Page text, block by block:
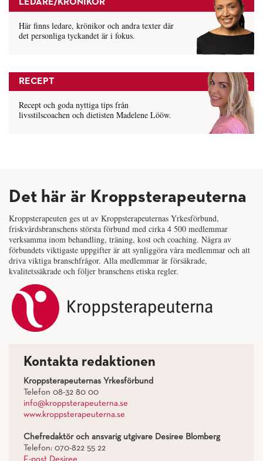
LEDARE/KRÖNIKOR
Här finns ledare, krönikor och andra texter där
det personliga tyckandet är i fokus.
RECEPT
Recept och goda nyttiga tips från
livsstilscoachen och dietisten Madelene Lööw.
Det här är Kroppsterapeuterna
Kroppsterapeuten ges ut av Kroppsterapeuternas Yrkesförbund,
friskvårdsbranschens största förbund med cirka 4 500 medlemmar
verksamma inom behandling, träning, kost och coaching. Några av
förbundets viktigaste uppgifter är att synliggöra våra medlemmar och att
driva viktiga branschfrågor. Alla medlemmar är försäkrade,
kvalitetssäkrade och följer branschens etiska regler.
Kontakta redaktionen
Kroppsterapeuternas Yrkesförbund
Telefon 08-32 80 00
info@kroppsterapeuterna.se
www.kroppsterapeuterna.se
Chefredaktör och ansvarig utgivare Desiree Blomberg
Telefon: 070-822 55 22
E-post Desiree